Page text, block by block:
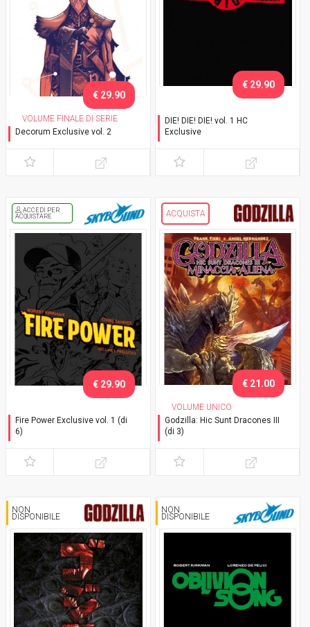
VOLUME FINALE DI SERIE
Decorum Exclusive vol. 2
€ 29.90
DIE! DIE! DIE! vol. 1 HC
Exclusive
€ 29.90
ACCEDI PER
ACQUISTARE
Fire Power Exclusive vol. 1 (di
6)
cofanetto
€ 29.90
ACQUISTA
VOLUME UNICO
Godzilla: Hic Sunt Dracones III
(di 3)
con Slipcase
€ 21.00
NON
DISPONIBILE
NON
DISPONIBILE